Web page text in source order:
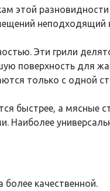
этой
неподходящий
Эти грили
поверхность для
только с одной
быстрее, а мясные
Наиболее
качественной.